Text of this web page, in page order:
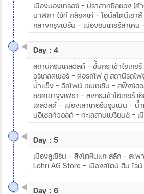
เมืองมองเทรอซ์ - ปราสาทชิลยอง (ด้
นาฬิกา ไซ้ท์ กล็อคเค่ – ไอน์สไตน์เฮา
กลางกรุงเบิร์น - เมืองอินเตอร์ลาเค
Day : 4
สถานีกรินเดลวัลด์ – ขึ้นกระเช้าไอเกอ
อร์เกลตเชอร์ – ต่อรถไฟ สู่ สถานีรถไ
น้ำแข็ง – อัลไพน์ เซนเซชัน – สฟิงซ์ฮ
ยอดเขาจุงเฟรา – ลงกระเช้าไอเกอร์
เดลวัลด์ – เมืองเลาเทอร์บรุนเนิน –
นอิเซลท์วอลด์ – ทะเลสาบเบรียนซ์ – เ
Day : 5
เมืองลูเซิร์น - สิงโตหินแกะสลัก – สะพ
Lohri AG Store - เมืองสไตน์ ฮัม ไร
Day : 6